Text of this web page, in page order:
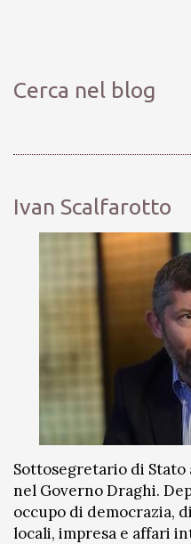
Cerca nel blog
Ivan Scalfarotto
Sottosegretario di
nel Governo Draghi.
occupo di democrazia,
locali, impresa e affari